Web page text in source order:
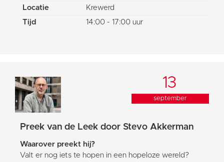
Locatie
Krewerd
Tijd
14:00 - 17:00 uur
13
september
Preek van de Leek door Stevo Akkerman
Waarover preekt hij?
Valt er nog iets te hopen in een hopeloze wereld?